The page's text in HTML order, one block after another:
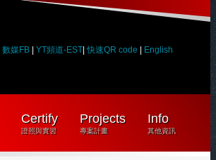
數媒FB YT頻道-EST |快速QR code English
Certify
證照與實習
Projects
專案計畫
Info
其他資訊